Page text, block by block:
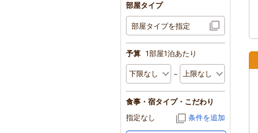
部屋タイプ
部屋タイプを指定
予算 1部屋1泊あたり
食事・宿タイプ・こだわり
指定なし
条件を追加